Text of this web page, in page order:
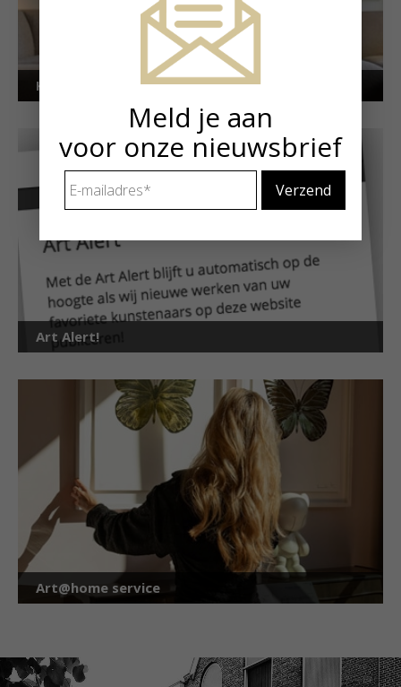
Kunstuitleen voor particulieren
Art Alert!
Art@home service
Meld je aan
voor onze nieuwsbrief
mailadres *